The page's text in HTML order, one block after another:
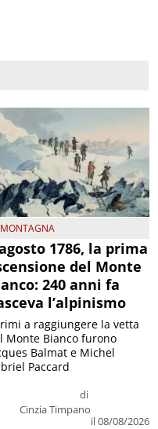
MONTAGNA
1786, la prima
del Monte
240 anni fa
l’alpinismo
di
Cinzia Timpano
il 08/08/2026
a raggiungere la vetta
Monte Bianco furono
Balmat e Michel
Paccard